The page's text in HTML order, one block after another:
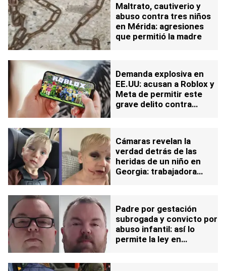
Maltrato, cautiverio y
abuso contra tres niños
en Mérida: agresiones
que permitió la madre
Demanda explosiva en
EE.UU: acusan a Roblox y
Meta de permitir este
grave delito contra
Cámaras revelan la
verdad detrás de las
heridas de un niño en
Georgia: trabajadora
Padre por gestación
subrogada y convicto por
abuso infantil: así lo
permite la ley en